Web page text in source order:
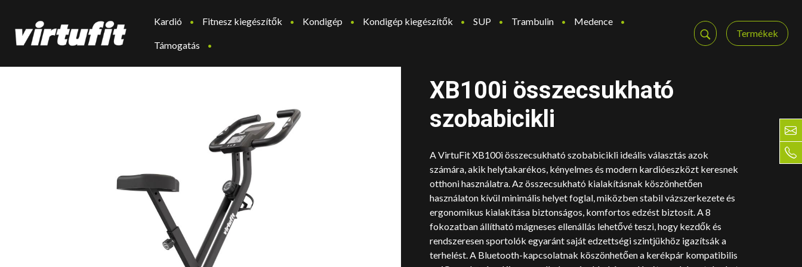
Kardió Fitnesz kiegészítők Kondigép Kondigép kiegészítők SUP Trambulin Medence
Támogatás
Termékek
XB100i összecsukható
szobabicikli
A VirtuFit XB100i összecsukható szobabicikli ideális választás azok
számára, akik helytakarékos, kényelmes és modern kardióeszközt keresnek
otthoni használatra. Az összecsukható kialakításnak köszönhetően
használaton kívül minimális helyet foglal, miközben stabil vázszerkezete és
ergonomikus kialakítása biztonságos, komfortos edzést biztosít. A 8
fokozatban állítható mágneses ellenállás lehetővé teszi, hogy kezdők és
rendszeresen sportolók egyaránt saját edzettségi szintjükhöz igazítsák a
terhelést. A Bluetooth-kapcsolatnak köszönhetően a kerékpár kompatibilis